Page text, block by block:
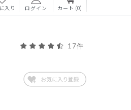
入り ログイン カート (0)
17件